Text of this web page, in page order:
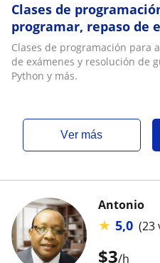
Clases de
programar, repaso de
de guías en Java, Php,
Clases de programación para
de exámenes y resolución de
Python y más.
ver más
$3/h
Antonio
★ 5,0 (23